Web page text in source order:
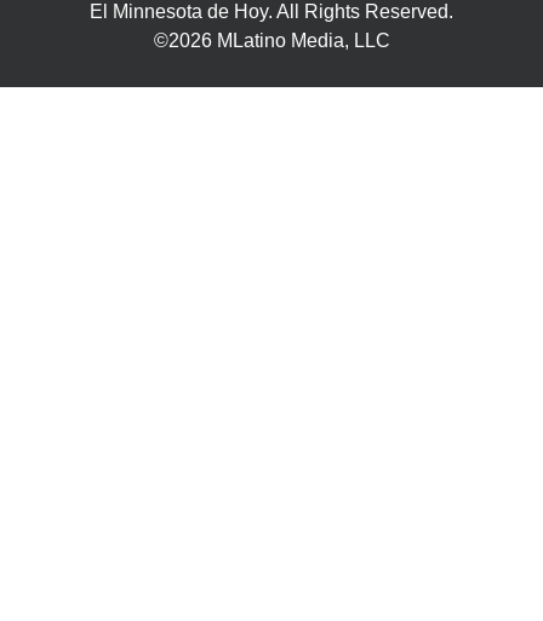
El Minnesota de Hoy. All Rights Reserved.
©2026 MLatino Media, LLC